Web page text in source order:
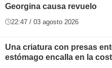
Georgina causa revuelo
22:47 / 03 agosto 2026
Una criatura con presas
estómago encalla en la